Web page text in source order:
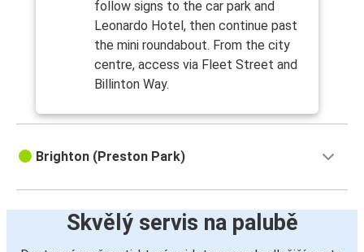
follow signs to the car park and
Leonardo Hotel, then continue past
the mini roundabout. From the city
centre, access via Fleet Street and
Billinton Way.
Brighton (Preston Park)
Skvělý servis na palubě